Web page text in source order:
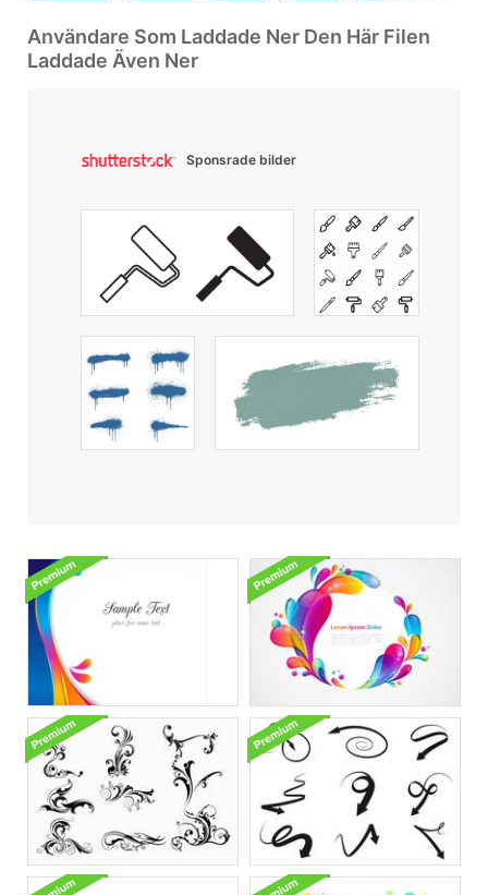
Användare Som Laddade Ner Den Här Filen
Laddade Även Ner
Sponsrade bilder